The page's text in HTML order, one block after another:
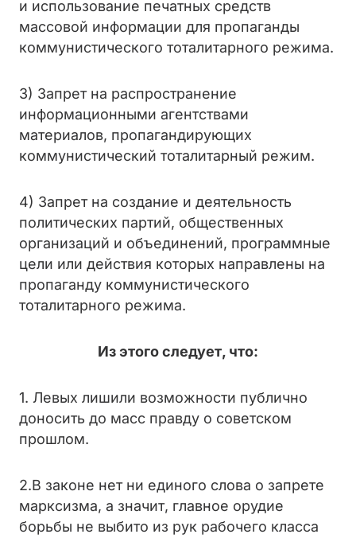
и использование печатных средств
массовой информации для пропаганды
коммунистического тоталитарного режима.
3) Запрет на распространение
информационными агентствами
материалов, пропагандирующих
коммунистический тоталитарный режим.
4) Запрет на создание и деятельность
политических партий, общественных
организаций и объединений, программные
цели или действия которых направлены на
пропаганду коммунистического
тоталитарного режима.
Из этого следует, что:
1. Левых лишили возможности публично
доносить до масс правду о советском
прошлом.
2.В законе нет ни единого слова о запрете
марксизма, а значит, главное орудие
борьбы не выбито из рук рабочего класса